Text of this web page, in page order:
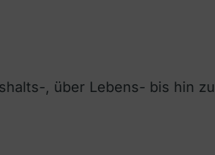
, über Lebens- bis hin zu